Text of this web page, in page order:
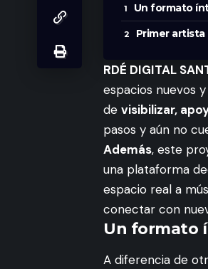
Un formato
Primer artista
RDÉ DIGITAL
espacios nuevos
de visibilizar,
pasos y aún no
Además, este
una plataforma
espacio real a
conectar con
Un formato
A diferencia de